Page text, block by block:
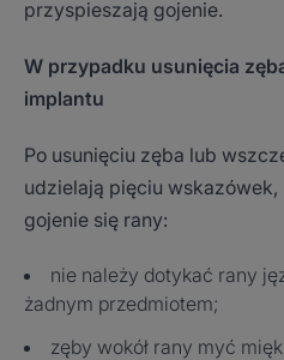
przyspieszają gojenie.
W przypadku usunięcia
implantu
Po usunięciu zęba lub
udzielają pięciu
gojenie się rany:
nie należy dotykać rany
żadnym przedmiotem;
zęby wokół rany myć